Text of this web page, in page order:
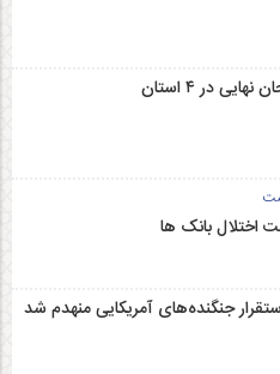
اختلال بانک ها
جنگنده‌های آمریکایی منهدم شد